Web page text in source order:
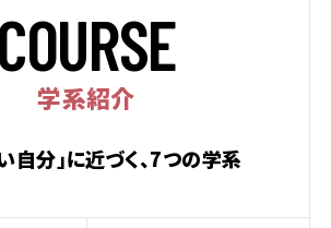
COURSE
学系紹介
自分」に近づく、7つの学系